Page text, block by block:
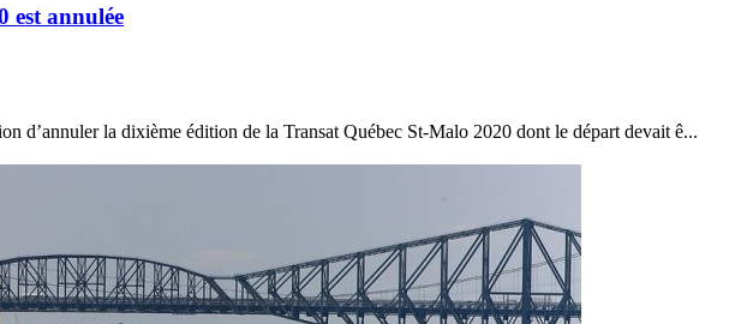
est annulée
d’annuler la dixième édition de la Transat Québec St-Malo 2020 dont le départ devait ê...